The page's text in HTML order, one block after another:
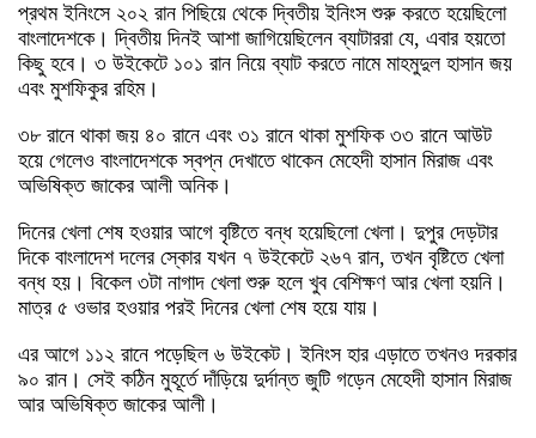
প্রথম ইনিংসে ২০২ রান পিছিয়ে থেকে দ্বিতীয় ইনিংস শুরু করতে হয়েছিলো
বাংলাদেশকে। দ্বিতীয় দিনই আশা জাগিয়েছিলেন ব্যাটাররা যে, এবার হয়তো
কিছু হবে। ৩ উইকেটে ১০১ রান নিয়ে ব্যাট করতে নামে মাহমুদুল হাসান জয়
এবং মুশফিকুর রহিম।
৩৮ রানে থাকা জয় ৪০ রানে এবং ৩১ রানে থাকা মুশফিক ৩৩ রানে আউট
হয়ে গেলেও বাংলাদেশকে স্বপ্ন দেখাতে থাকেন মেহেদী হাসান মিরাজ এবং
অভিষিক্ত জাকের আলী অনিক।
দিনের খেলা শেষ হওয়ার আগে বৃষ্টিতে বন্ধ হয়েছিলো খেলা। দুপুর দেড়টার
দিকে বাংলাদেশ দলের স্কোর যখন ৭ উইকেটে ২৬৭ রান, তখন বৃষ্টিতে খেলা
বন্ধ হয়। বিকেল ৩টা নাগাদ খেলা শুরু হলে খুব বেশিক্ষণ আর খেলা হয়নি।
মাত্র ৫ ওভার হওয়ার পরই দিনের খেলা শেষ হয়ে যায়।
এর আগে ১১২ রানে পড়েছিল ৬ উইকেট। ইনিংস হার এড়াতে তখনও দরকার
৯০ রান। সেই কঠিন মুহূর্তে দাঁড়িয়ে দুর্দান্ত জুটি গড়েন মেহেদী হাসান মিরাজ
আর অভিষিক্ত জাকের আলী।